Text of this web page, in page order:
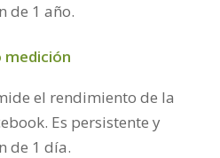
de 1 año.
medición
el rendimiento de la
Es persistente y
de 1 día.